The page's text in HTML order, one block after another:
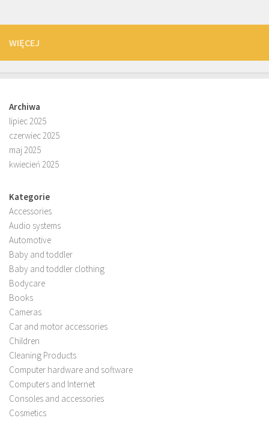
WIĘCEJ
Archiwa
lipiec 2025
czerwiec 2025
maj 2025
kwiecień 2025
Kategorie
Accessories
Audio systems
Automotive
Baby and toddler
Baby and toddler clothing
Bodycare
Books
Cameras
Car and motor accessories
Children
Cleaning Products
Computer hardware and software
Computers and Internet
Consoles and accessories
Cosmetics